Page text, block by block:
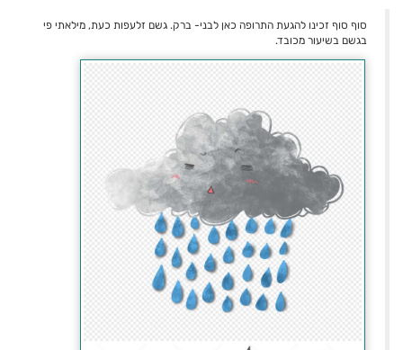
סוף סוף זכינו להגעת התרופה כאן לבני- ברק. גשם זלעפות כעת, מילאתי פי
בגשם בשיעור מכובד.